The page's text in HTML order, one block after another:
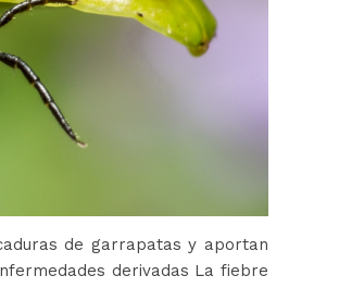
de garrapatas y aportan
derivadas La fiebre